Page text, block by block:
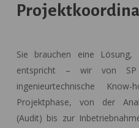
Sie brauchen eine Lösung,
entspricht – wir von
ingenieurtechnische
Projektphase, von der
(Audit) bis zur